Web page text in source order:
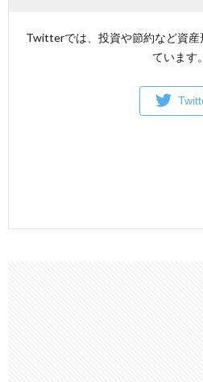
Twitterでは、投資や節約など資産
ています。